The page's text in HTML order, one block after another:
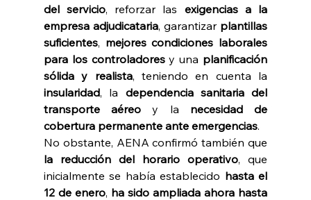
del servicio, reforzar las exigencias a la
empresa adjudicataria, garantizar plantillas
suficientes, mejores condiciones laborales
para los controladores y una planificación
sólida y realista
insularidad, la dependencia sanitaria del
transporte aéreo y la necesidad de
cobertura permanente ante emergencias.
la reducción del horario operativo, que
inicialmente se había establecido hasta el
12 de enero, ha sido ampliada ahora hasta